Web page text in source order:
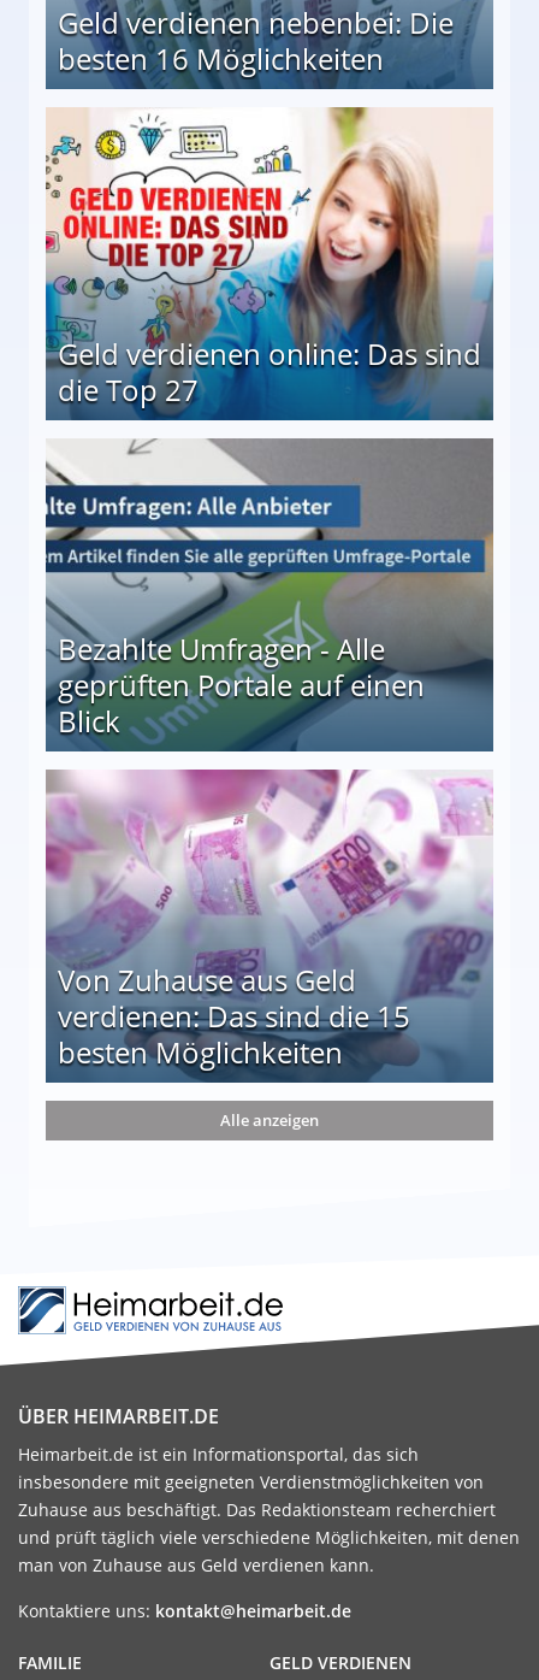
Geld verdienen nebenbei: Die
besten 16 Möglichkeiten
Geld verdienen online: Das sind
die Top 27
Bezahlte Umfragen - Alle
geprüften Portale auf einen
Blick
auf einen Blick
Von Zuhause aus Geld
verdienen: Das sind die 15
besten Möglichkeiten
die 15 besten Möglichkeiten
Alle anzeigen
ÜBER HEIMARBEIT.DE
Heimarbeit.de ist ein Informationsportal, das sich
insbesondere mit geeigneten Verdienstmöglichkeiten von
Zuhause aus beschäftigt. Das Redaktionsteam recherchiert
und prüft täglich viele verschiedene Möglichkeiten, mit denen
man von Zuhause aus Geld verdienen kann.
Kontaktiere uns: kontakt@heimarbeit.de
GELD VERDIENEN
FAMILIE